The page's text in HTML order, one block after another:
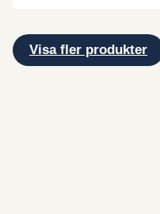
Visa fler produkter